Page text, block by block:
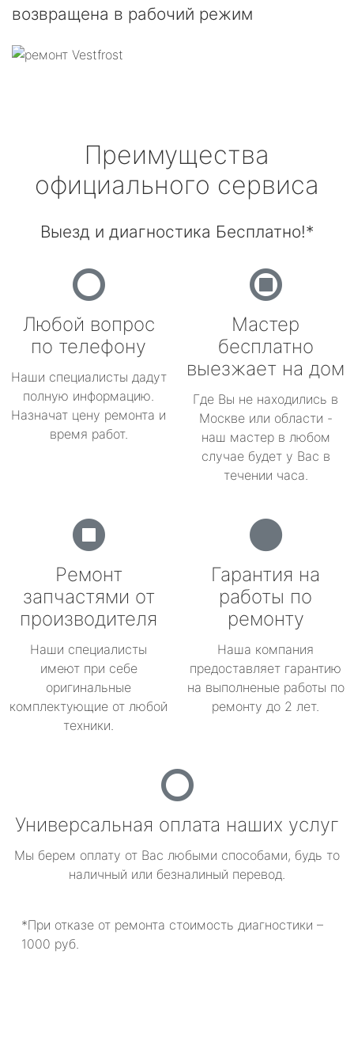
возвращена в рабочий режим
Преимущества
официального сервиса
Выезд и диагностика Бесплатно!*
Любой вопрос
по телефону
Наши специалисты дадут
полную информацию.
Назначат цену ремонта и
время работ.
Мастер
бесплатно
выезжает на дом
Где Вы не находились в
Москве или области -
наш мастер в любом
случае будет у Вас в
течении часа.
Ремонт
запчастями от
производителя
Наши специалисты
имеют при себе
оригинальные
комплектующие от любой
техники.
Гарантия на
работы по
ремонту
Наша компания
предоставляет гарантию
на выполненые работы по
ремонту до 2 лет.
Универсальная оплата наших услуг
Мы берем оплату от Вас любыми способами, будь то
наличный или безналиный перевод.
*При отказе от ремонта стоимость диагностики –
1000 руб.